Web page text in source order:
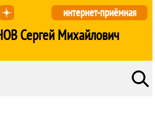
Сергей Михайлович
интернет-приёмная